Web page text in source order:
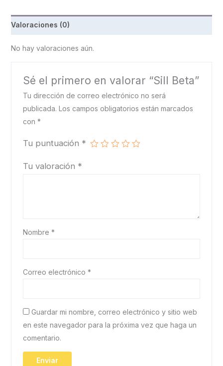
Valoraciones (0)
No hay valoraciones aún.
Sé el primero en valorar “Sill Beta”
Tu dirección de correo electrónico no será
publicada. Los campos obligatorios están marcados
con *
Tu puntuación *
Tu valoración *
Nombre *
Correo electrónico *
Guardar mi nombre, correo electrónico y sitio web
en este navegador para la próxima vez que haga un
comentario.